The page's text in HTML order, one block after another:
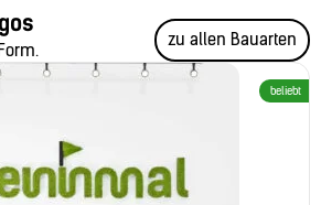
zu allen Bauarten
beliebt